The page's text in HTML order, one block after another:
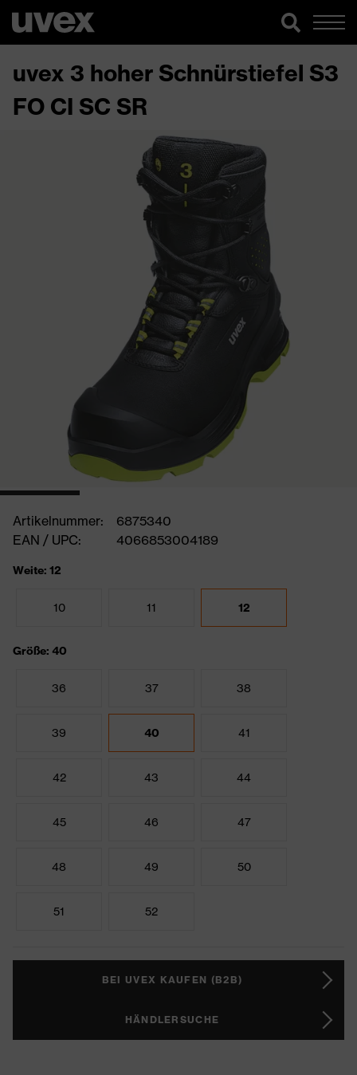
uvex 3 hoher Schnürstiefel S3
FO CI SC SR
Artikelnummer:
6875340
EAN / UPC:
4066853004189
Weite: 12
10 11 12
Größe: 40
36 37 38
39 40 41
42 43 44
45 46 47
48 49 50
51 52
BEI UVEX KAUFEN (B2B)
HÄNDLERSUCHE